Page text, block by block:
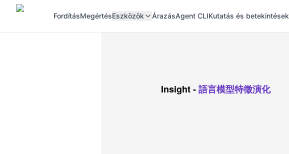
FordításMegértésEszközök ÁrazásAgent CLIKutatás és betekintések
Insight-語言模型特徵演化